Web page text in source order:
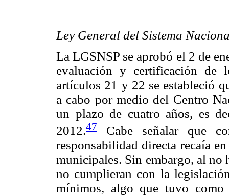
Ley General del Sistema
La LGSNSP se aprobó el 2 de
evaluación y certificación de
artículos 21 y 22 se estableció
a cabo por medio del Centro
un plazo de cuatro años, es
2012.47
Cabe señalar que
responsabilidad directa recaía
municipales. Sin embargo, al no
no cumplieran con la
mínimos, algo que tuvo como